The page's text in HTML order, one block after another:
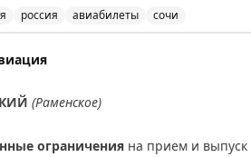
в Турции. Уже во второй половине
не попадешь. Это все про спрос у
в высокий сезон с
ChatGPT (конечно , нет)подобрать
россия авиабилеты сочи
(Раменское)
ограничения на прием и